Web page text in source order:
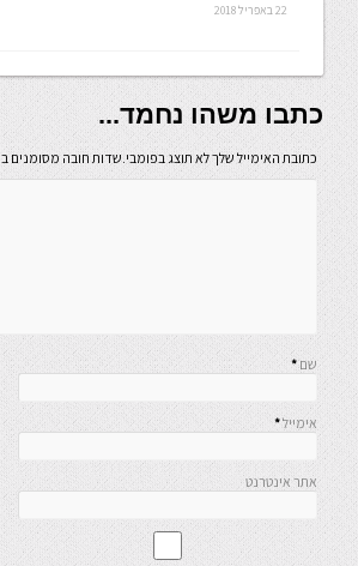
22 באפריל 2018
כתבו משהו נחמד...
כתובת האימייל שלך לא תוצג בפומבי.שדות חובה מסומנים ב
שם *
אימייל*
אתר אינטרנט